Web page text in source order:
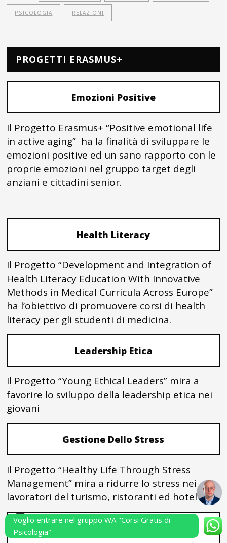
PSICOLOGIA RELAZIONI
PROGETTI ERASMUS+
Emozioni Positive
Il Progetto Erasmus+ “Positive emotional life
in active aging” ha la finalità di sviluppare le
emozioni positive ed un sano rapporto con le
proprie emozioni nel gruppo target degli
anziani e cittadini senior.
Health Literacy
Il Progetto “Development and Integration of
Health Literacy Education With Innovative
Methods in Medical Curricula Across Europe”
ha l’obiettivo di promuovere corsi di health
literacy per gli studenti di medicina.
Leadership Etica
Il Progetto “Young Ethical Leaders” mira a
favorire lo sviluppo della leadership etica nei
giovani
Gestione Dello Stress
Il Progetto “Healthy Life Through Stress
Management” mira a ridurre lo stress nei
lavoratori del turismo, ristoranti ed hotel
Come Parlare In Pubblico
Voglio entrare nel gruppo WA "Corsi Gratis di
Psicologia"